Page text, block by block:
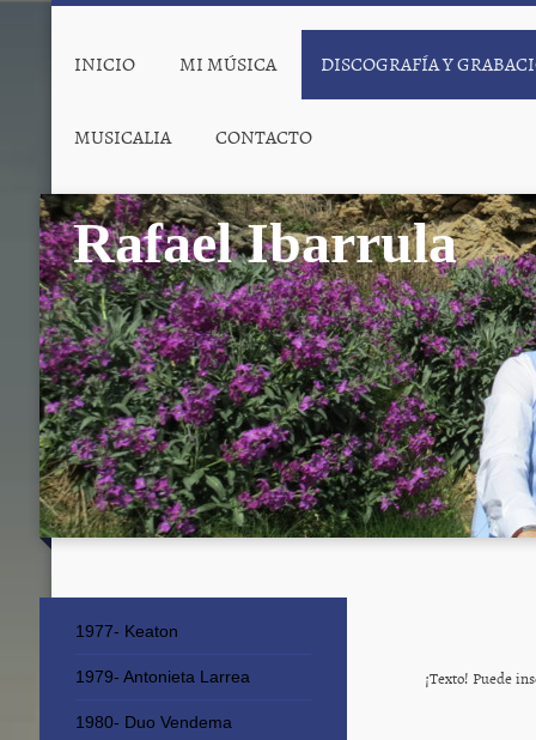
INICIO MI MÚSICA DISCOGRAFÍA Y
MUSICALIA CONTACTO
Rafael Ibarrula
¡Texto! Puede
1977- Keaton
1979- Antonieta Larrea
1980- Duo Vendema